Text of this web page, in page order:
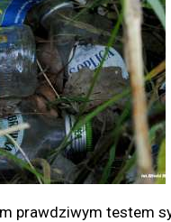
prawdziwym testem